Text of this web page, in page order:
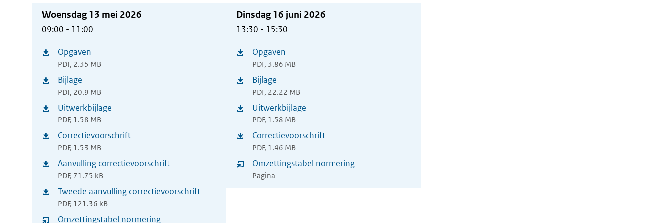
Woensdag 13 mei 2026
09:00 - 11:00
Opgaven
PDF, 2.35 MB
(opent
nieuw
venster)
Bijlage
PDF, 20.9 MB
(opent
nieuw
venster)
Uitwerkbijlage
PDF, 1.58 MB
(opent
nieuw
venster)
Correctievoorschrift
PDF, 1.53 MB
(opent
nieuw
venster)
Aanvulling correctievoorschrift
PDF, 71.75 kB
(opent
nieuw
venster)
Tweede aanvulling correctievoorschrift
PDF, 121.36 kB
(opent
Omzettingstabel normering
Dinsdag 16 juni 2026
13:30 - 15:30
Opgaven
PDF, 3.86 MB
(opent
nieuw
venster)
Bijlage
PDF, 22.22 MB
(opent
nieuw
venster)
Uitwerkbijlage
PDF, 1.58 MB
(opent
nieuw
venster)
Correctievoorschrift
PDF, 1.46 MB
(opent
nieuw
Omzettingstabel normering
Pagina